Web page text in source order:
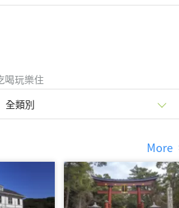
喝玩樂住
全類別
More